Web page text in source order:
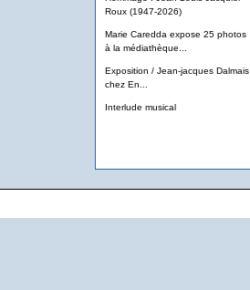
Roux (1947-2026)
Marie Caredda expose 25 photos
à la médiathèque...
Exposition / Jean-jacques Dalmais
chez En...
Interlude musical